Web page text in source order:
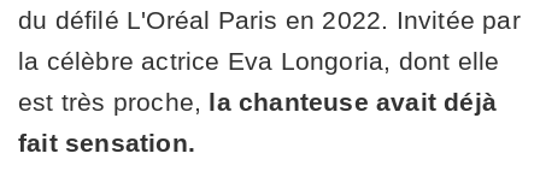
du défilé L'Oréal Paris en 2022. Invitée par
la célèbre actrice Eva Longoria, dont elle
est très proche, la chanteuse avait déjà
fait sensation.